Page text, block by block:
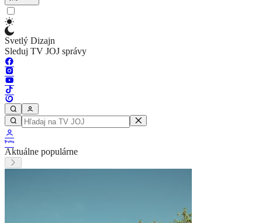
Svetlý Dizajn
Sleduj TV JOJ správy
Aktuálne populárne